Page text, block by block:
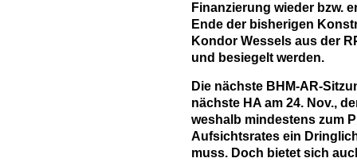
Finanzierung wieder bzw.
Ende der bisherigen
Kondor Wessels aus der
und besiegelt werden.
Die nächste BHM-AR-
nächste HA am 24. Nov.,
weshalb mindestens zum
Aufsichtsrates ein
muss. Doch bietet sich